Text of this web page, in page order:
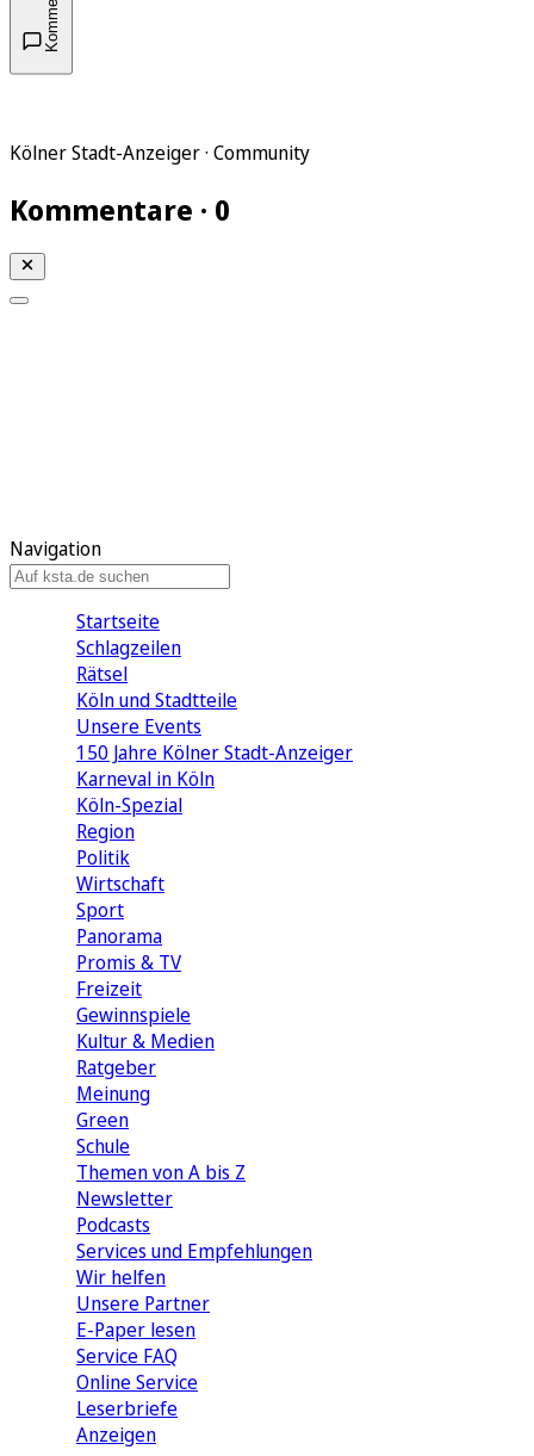
Kölner Stadt-Anzeiger · Community
Kommentare · 0
Navigation
Startseite
Schlagzeilen
Rätsel
Köln und Stadtteile
Unsere Events
150 Jahre Kölner Stadt-Anzeiger
Karneval in Köln
Köln-Spezial
Region
Politik
Wirtschaft
Sport
Panorama
Promis & TV
Freizeit
Gewinnspiele
Kultur & Medien
Ratgeber
Meinung
Green
Schule
Themen von A bis Z
Newsletter
Podcasts
Services und Empfehlungen
Wir helfen
Unsere Partner
E-Paper lesen
Service FAQ
Online Service
Leserbriefe
Anzeigen